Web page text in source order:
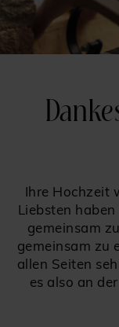
Ihre Hochzeit
Liebsten
gemeinsam
gemeinsam zu
allen Seiten
es also an